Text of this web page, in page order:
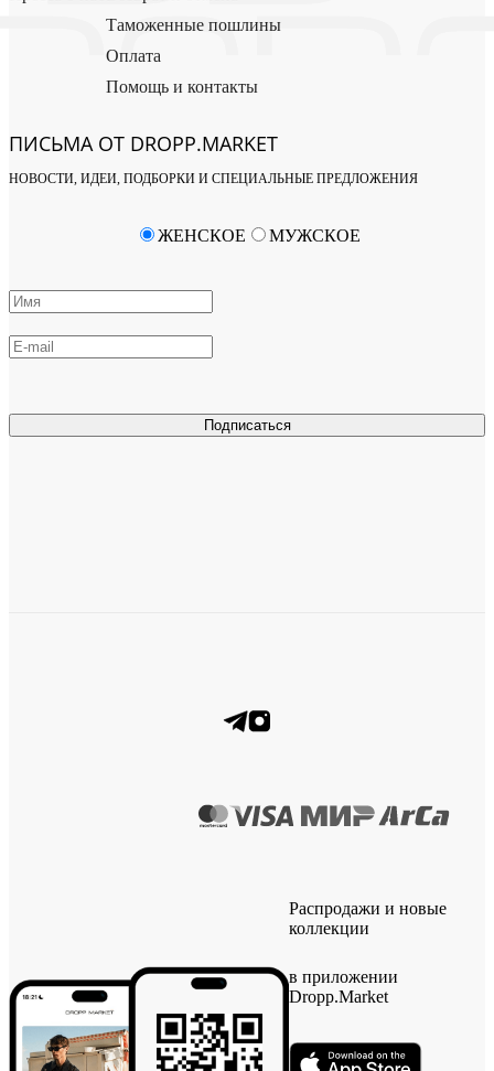
Таможенные пошлины
Оплата
Помощь и контакты
ПИСЬМА ОТ DROPP.MARKET
НОВОСТИ, ИДЕИ, ПОДБОРКИ И СПЕЦИАЛЬНЫЕ ПРЕДЛОЖЕНИЯ
Подписаться
ЖЕНСКОЕ МУЖСКОЕ
Распродажи и новые
коллекции
в приложении
Dropp.Market